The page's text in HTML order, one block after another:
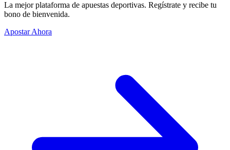
La mejor plataforma de apuestas deportivas. Regístrate y recibe tu
bono de bienvenida.
Apostar Ahora